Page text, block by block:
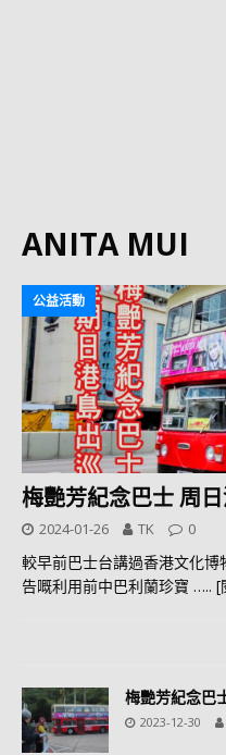
ANITA MUI
公益活動
梅艷芳紀念巴士 周
2024-01-26 TK 0
較早前巴士台講過香港文化
告嘅利用前中巴利蘭珍寶 ….. [
梅艷芳紀念巴
2023-12-30